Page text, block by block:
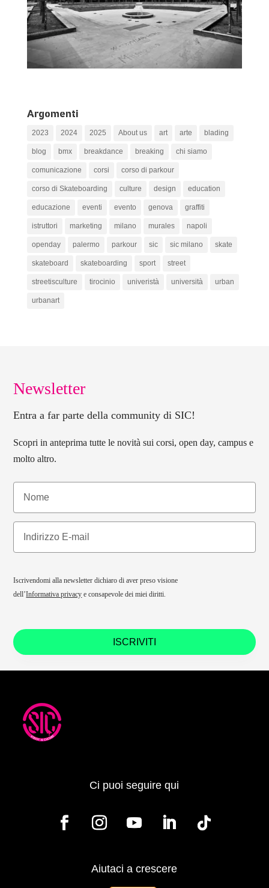
Argomenti
2023 2024 2025 About us art arte blading
blog bmx breakdance breaking chi siamo
comunicazione corsi corso di parkour
corso di Skateboarding culture design education
educazione eventi evento genova graffiti
istruttori marketing milano murales napoli
openday palermo parkour sic sic milano skate
skateboard skateboarding sport street
streetisculture tirocinio univeristà università urban
urbanart
Newsletter
Entra a far parte della community di SIC!
Scopri in anteprima tutte le novità sui corsi, open day, campus e
molto altro.
ISCRIVITI
Iscrivendomi alla newsletter dichiaro di aver preso visione
dell’Informativa privacy e consapevole dei miei diritti.
Ci puoi seguire qui
Aiutaci a crescere